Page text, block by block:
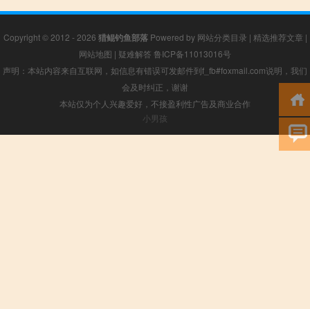
Copyright © 2012 - 2026 猎鲲钓鱼部落Powered by 网站分类目录 | 精选推荐文章 |
网站地图 | 疑难解答 鲁ICP备11013016号
声明：本站内容来自互联网，如信息有错误可发邮件到f_fb#foxmail.com说明，我们
会及时纠正，谢谢
本站仅为个人兴趣爱好，不接盈利性广告及商业合作
小男孩